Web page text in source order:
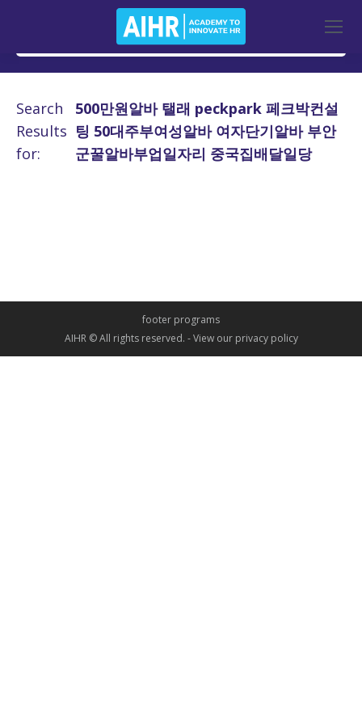
Search
Results
for:
500만원알바 탤래 peckpark 페크박컨설
팅 50대주부여성알바 여자단기알바 부안
군꿀알바부업일자리 중국집배달일당
footer programs
AIHR © All rights reserved. -View our privacy policy